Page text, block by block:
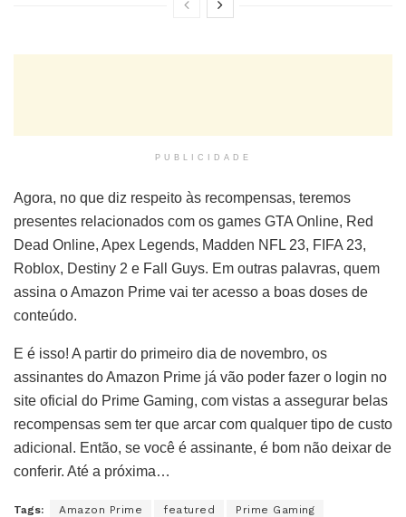
PUBLICIDADE
Agora, no que diz respeito às recompensas, teremos
presentes relacionados com os games GTA Online, Red
Dead Online, Apex Legends, Madden NFL 23, FIFA 23,
Roblox, Destiny 2 e Fall Guys. Em outras palavras, quem
assina o Amazon Prime vai ter acesso a boas doses de
conteúdo.
E é isso! A partir do primeiro dia de novembro, os
assinantes do Amazon Prime já vão poder fazer o login no
site oficial do Prime Gaming, com vistas a assegurar belas
recompensas sem ter que arcar com qualquer tipo de custo
adicional. Então, se você é assinante, é bom não deixar de
conferir. Até a próxima…
Tags: Amazon Prime featured Prime Gaming